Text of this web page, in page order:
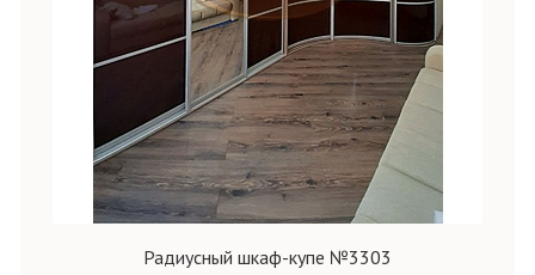
Радиусный шкаф-купе №3303